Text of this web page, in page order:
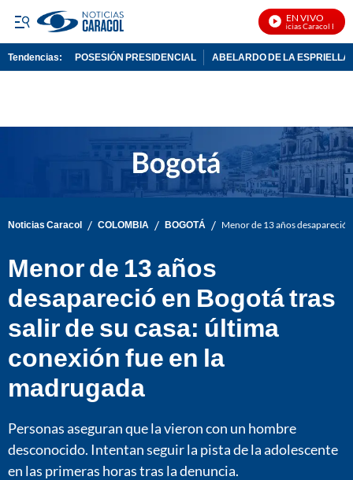
EN VIVO
Noticias Caracol En Vivo
Tendencias: POSESIÓN PRESIDENCIAL ABELARDO DE LA ESPRIELLA
Noticias Caracol / COLOMBIA / BOGOTÁ / Menor de 13 años desapareció
Menor de 13 años
desapareció en Bogotá tras
salir de su casa: última
conexión fue en la
madrugada
Personas aseguran que la vieron con un hombre
desconocido. Intentan seguir la pista de la adolescente
en las primeras horas tras la denuncia.